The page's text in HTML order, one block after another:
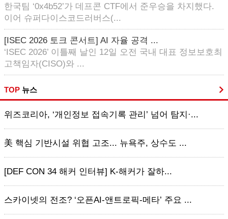
한국팀 ‘0x4b52’가 데프콘 CTF에서 준우승을 차지했다.
이어 슈퍼다이스코드러버스(...
[ISEC 2026 토크 콘서트] AI 자율 공격 ...
‘ISEC 2026’ 이틀째 날인 12일 오전 국내 대표 정보보호최
고책임자(CISO)와 ...
TOP 뉴스
위즈코리아, ‘개인정보 접속기록 관리’ 넘어 탐지·...
美 핵심 기반시설 위협 고조... 뉴욕주, 상수도 ...
[DEF CON 34 해커 인터뷰] K-해커가 잘하...
스카이넷의 전조? ‘오픈AI-앤트로픽-메타’ 주요 ...